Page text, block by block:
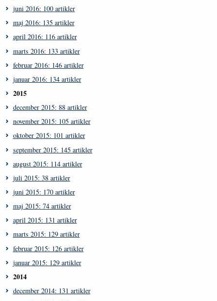
juni 2016: 100 artikler
maj 2016: 135 artikler
april 2016: 116 artikler
marts 2016: 133 artikler
februar 2016: 146 artikler
januar 2016: 134 artikler
2015
december 2015: 88 artikler
november 2015: 105 artikler
oktober 2015: 101 artikler
september 2015: 145 artikler
august 2015: 114 artikler
juli 2015: 38 artikler
juni 2015: 170 artikler
maj 2015: 74 artikler
april 2015: 131 artikler
marts 2015: 129 artikler
februar 2015: 126 artikler
januar 2015: 129 artikler
2014
december 2014: 131 artikler